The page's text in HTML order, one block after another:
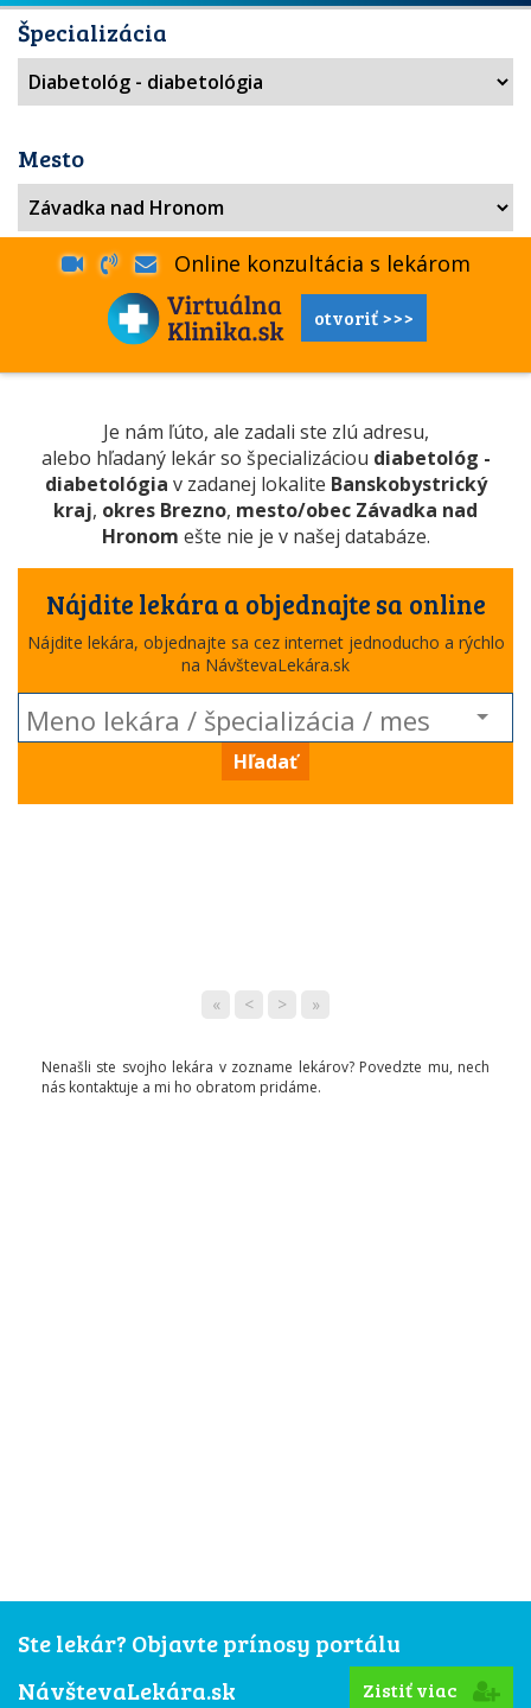
Špecializácia
Mesto
Online konzultácia s lekárom
otvoriť >>>
Je nám ľúto, ale zadali ste zlú adresu,
alebo hľadaný lekár so špecializáciou diabetológ -
diabetológia v zadanej lokalite Banskobystrický
kraj, okres Brezno, mesto/obec Závadka nad
Hronom ešte nie je v našej databáze.
Nájdite lekára a objednajte sa online
Nájdite lekára, objednajte sa cez internet jednoducho a rýchlo
na NávštevaLekára.sk
Hľadať
« < > »
Nenašli ste svojho lekára v zozname lekárov? Povedzte mu, nech
nás kontaktuje a mi ho obratom pridáme.
Ste lekár? Objavte prínosy portálu
NávštevaLekára.sk
Zistiť viac